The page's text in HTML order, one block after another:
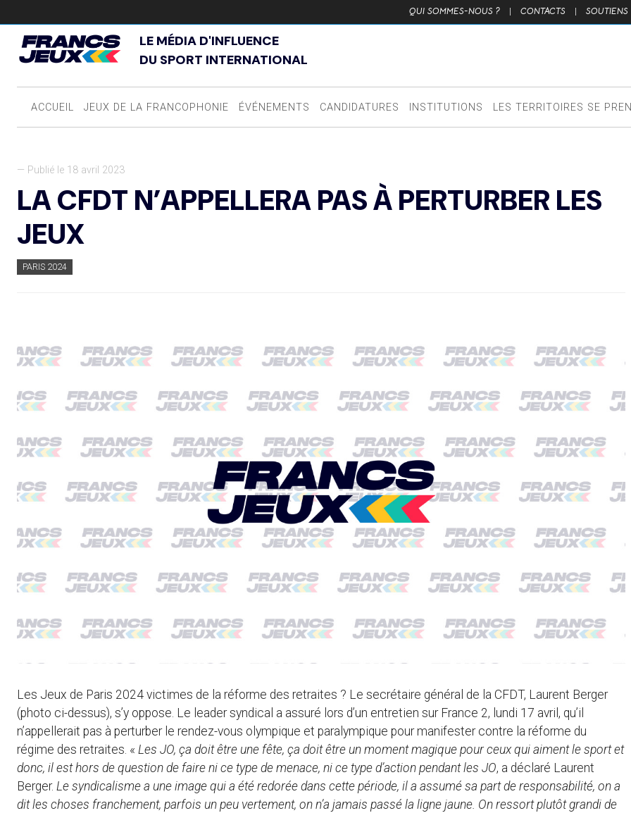
QUI SOMMES-NOUS ? | CONTACTS | SOUTIENS
LE MÉDIA D'INFLUENCE
DU SPORT INTERNATIONAL
ACCUEIL JEUX DE LA FRANCOPHONIE ÉVÉNEMENTS CANDIDATURES INSTITUTIONS LES TERRITOIRES SE
— Publié le 18 avril 2023
LA CFDT N’APPELLERA PAS À PERTURBER LES
JEUX
PARIS 2024
Les Jeux de Paris 2024 victimes de la réforme des retraites ? Le secrétaire général de la CFDT, Laurent Berger
(photo ci-dessus), s’y oppose. Le leader syndical a assuré lors d’un entretien sur France 2, lundi 17 avril, qu’il
n’appellerait pas à perturber le rendez-vous olympique et paralympique pour manifester contre la réforme du
régime des retraites. « Les JO, ça doit être une fête, ça doit être un moment magique pour ceux qui aiment le sport et
donc, il est hors de question de faire ni ce type de menace, ni ce type d’action pendant les JO, a déclaré Laurent
Berger. Le syndicalisme a une image qui a été redorée dans cette période, il a assumé sa part de responsabilité, on a
dit les choses franchement, parfois un peu vertement, on n’a jamais passé la ligne jaune. On ressort plutôt grandi de